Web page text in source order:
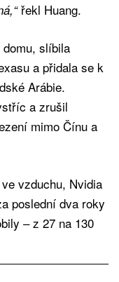
řekl Huang.
slíbila
a přidala se k
Arábie.
a zrušil
mimo Čínu a
vzduchu, Nvidia
poslední dva roky
– z 27 na 130